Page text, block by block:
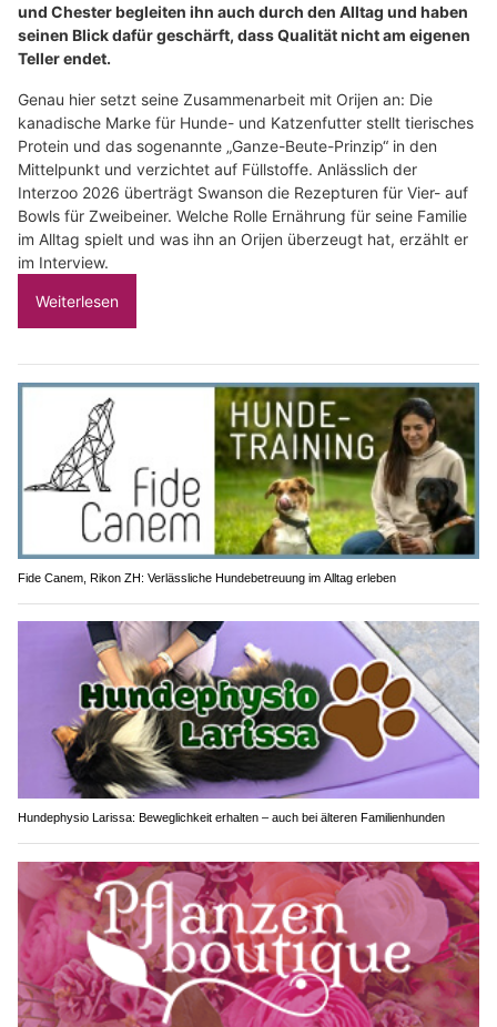
und Chester begleiten ihn auch durch den Alltag und haben
seinen Blick dafür geschärft, dass Qualität nicht am eigenen
Teller endet.
Genau hier setzt seine Zusammenarbeit mit Orijen an: Die
kanadische Marke für Hunde- und Katzenfutter stellt tierisches
Protein und das sogenannte „Ganze-Beute-Prinzip“ in den
Mittelpunkt und verzichtet auf Füllstoffe. Anlässlich der
Interzoo 2026 überträgt Swanson die Rezepturen für Vier- auf
Bowls für Zweibeiner. Welche Rolle Ernährung für seine Familie
im Alltag spielt und was ihn an Orijen überzeugt hat, erzählt er
im Interview.
Weiterlesen
Fide Canem, Rikon ZH: Verlässliche Hundebetreuung im Alltag erleben
Hundephysio Larissa: Beweglichkeit erhalten – auch bei älteren Familienhunden